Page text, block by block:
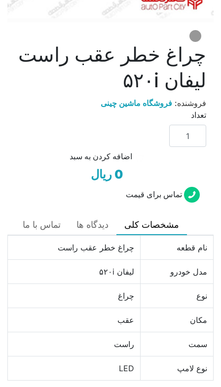
چراغ خطر عقب راست
لیفان ۵۲۰i
فروشنده: فروشگاه ماشین چینی
تعداد
اضافه کردن به سبد
0 ریال
تماس برای قیمت
مشخصات کلی دیدگاه ها تماس با ما
نام قطعه چراغ خطر عقب راست
مدل خودرو لیفان ۵۲۰i
نوع چراغ
مکان عقب
سمت راست
نوع لامپ LED